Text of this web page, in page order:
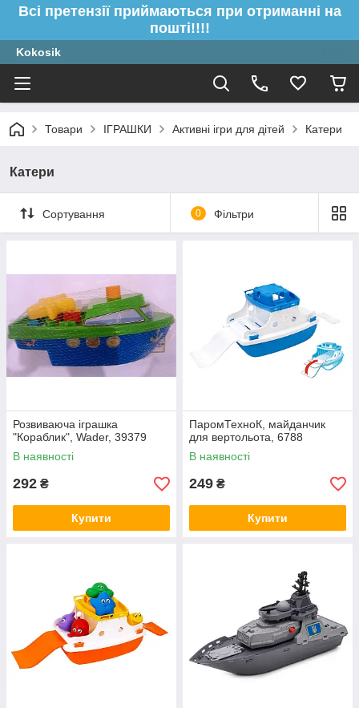
Всі претензії приймаються при отриманні на
пошті!!!!
Kokosik
Товари ІГРАШКИ Активні ігри для дітей Катери
Катери
Сортування 0 Фільтри
Розвиваюча іграшка
"Кораблик", Wader, 39379
В наявності
292 ₴
Купити
ПаромТехноК, майданчик
для вертольота, 6788
В наявності
249 ₴
Купити